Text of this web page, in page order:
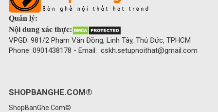
Quản lý:
Nội dung xác thực:
VPGD: 981/2 Phạm Văn Đồng, Linh Tây, Thủ Đức, TPHCM
Phone: 0901438178 - Email: cskh.setupnoithat@gmail.com
SHOPBANGHE.COM®
ShopBanGhe.Com©